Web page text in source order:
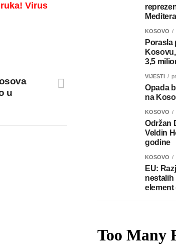
Virus
u
KOSOVO
Porasla
3,5
VIJESTI
Opada
na
KOSOVO
Održan
Veldin
godine
KOSOVO
EU:
nestalih
element